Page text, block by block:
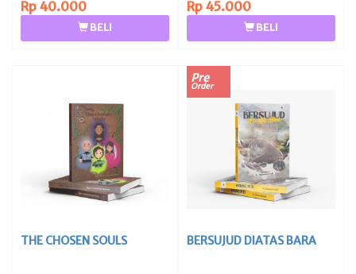
Rp 40.000
BELI
Rp 45.000
BELI
THE CHOSEN SOULS
Pre
Order
BERSUJUD DIATAS BARA